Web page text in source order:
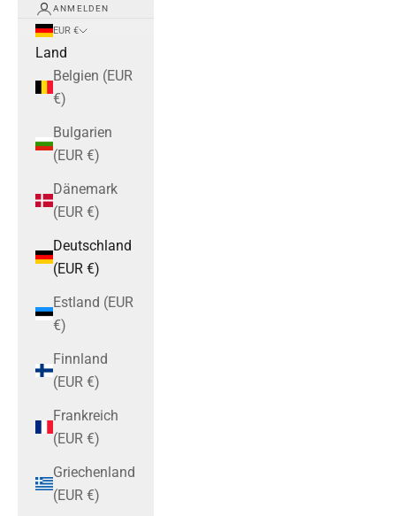
ANMELDEN
EUR €
Land
Belgien (EUR
€)
Bulgarien
(EUR €)
Dänemark
(EUR €)
Deutschland
(EUR €)
Estland (EUR
€)
Finnland
(EUR €)
Frankreich
(EUR €)
Griechenland
(EUR €)